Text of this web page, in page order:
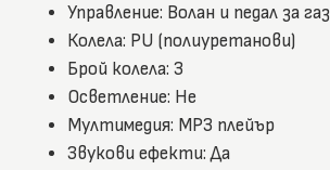
Управление: Волан и педал за газ
Колела: PU (полиуретанови)
Брой колела: 3
Осветление: Не
Мултимедия: MP3 плейър
Звукови ефекти: Да